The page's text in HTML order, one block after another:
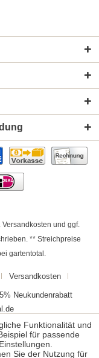
Versandkosten und ggf.
** Streichpreise
gartentotal.
Versandkosten
Neukundenrabatt
Funktionalität und
für passende
Sie der Nutzung für